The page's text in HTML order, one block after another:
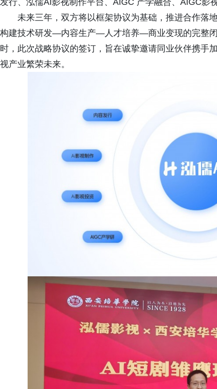
发行、泓儒AI影视制作平台、AIGC 产学融合、AIGC影
未来三年，双方将以框架协议为基础，推进合作落
构建技术研发—内容生产—人才培养—商业变现的完整闭
时，此次战略协议的签订，旨在诚挚邀请同业伙伴携手
视产业繁荣未来。